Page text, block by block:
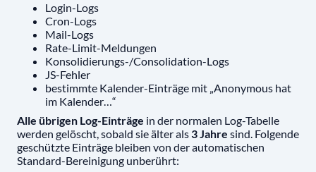
Login-Logs
Cron-Logs
Mail-Logs
Rate-Limit-Meldungen
Konsolidierungs-/Consolidation-Logs
JS-Fehler
bestimmte Kalender-Einträge mit „Anonymous hat
im Kalender…“
Alle übrigen Log-Einträge in der normalen Log-Tabelle
werden gelöscht, sobald sie älter als 3 Jahre sind. Folgende
geschützte Einträge bleiben von der automatischen
Standard-Bereinigung unberührt: